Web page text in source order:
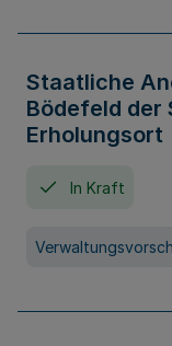
Staatliche
Bödefeld der
Erholungsort
In Kraft